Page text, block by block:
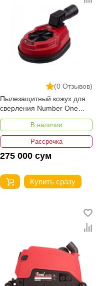
количестве по всей
лучшая по
материалы для
это самый широкий
представлена
позиции из категории
(0 Отзывов)
Пылезащитный кожух для
сверления Number One
TD18
В наличии
Рассрочка
275 000 сум
Купить сразу